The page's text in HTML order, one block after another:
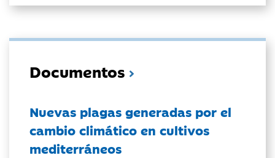
Documentos
Nuevas plagas generadas por el
cambio climático en cultivos
mediterráneos